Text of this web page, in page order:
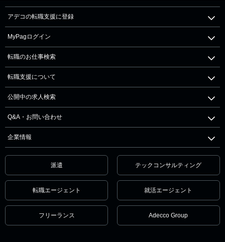
アデコの転職支援に登録
MyPagログイン
転職のお仕事検索
転職支援について
公開中の求人検索
Q&A・お問い合わせ
企業情報
派遣 テックコンサルティング
転職エージェント 就活エージェント
フリーランス Adecco Group